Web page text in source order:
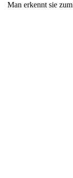
Man erkennt sie